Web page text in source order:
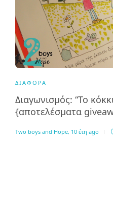
ΔΙΆΦΟΡΑ
Διαγωνισμός: “Το
{αποτελέσματα
Two boys and Hope, 10 έτη ago